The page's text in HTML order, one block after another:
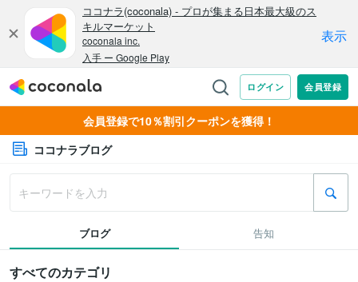
会員登録で10％割引クーポンを獲得！
ココナラブログ
ブログ 告知
すべてのカテゴリ